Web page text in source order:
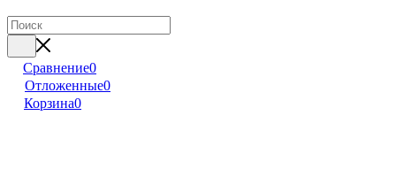
Сравнение0
Отложенные0
Корзина0